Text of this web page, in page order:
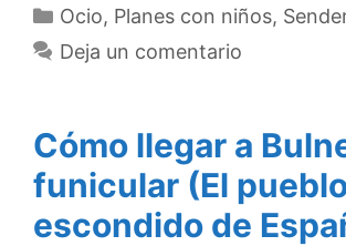
Categorías
Ocio, Planes con niños,
Deja un comentario
Cómo llegar a
funicular (El
escondido de